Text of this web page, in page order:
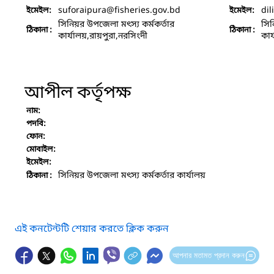
ইমেইল: suforaipura@fisheries.gov.bd
ঠিকানা : সিনিয়র উপজেলা মৎস্য কর্মকর্তার
কার্যালয়,রায়পুরা,নরসিংদী
ইমেইল:
ঠিকানা :
আপীল কর্তৃপক্ষ
নাম:
পদবি:
ফোন:
মোবাইল:
ইমেইল:
ঠিকানা : সিনিয়র উপজেলা মৎস্য কর্মকর্তার কার্যালয়
এই কনটেন্টটি শেয়ার করতে ক্লিক করুন
আপনার মতামত প্রদান করুন